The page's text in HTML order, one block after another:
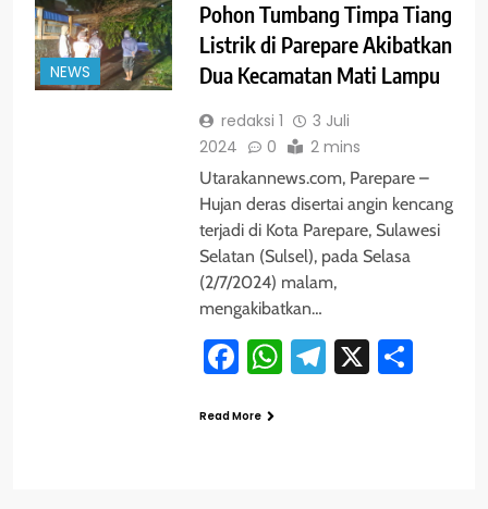
NEWS
Pohon Tumbang Timpa Tiang
Listrik di Parepare Akibatkan
Dua Kecamatan Mati Lampu
redaksi 1
3 Juli
2024
0 2 mins
Utarakannews.com, Parepare –
Hujan deras disertai angin kencang
terjadi di Kota Parepare, Sulawesi
Selatan (Sulsel), pada Selasa
(2/7/2024) malam,
mengakibatkan…
Facebook
WhatsApp
Telegram
X
Read More